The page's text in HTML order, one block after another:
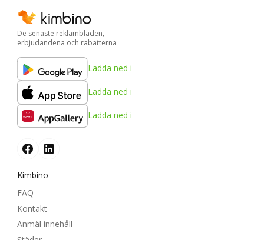
De senaste reklambladen,
erbjudandena och rabatterna
Ladda ned i
Ladda ned i
Ladda ned i
Kimbino
FAQ
Kontakt
Anmäl innehåll